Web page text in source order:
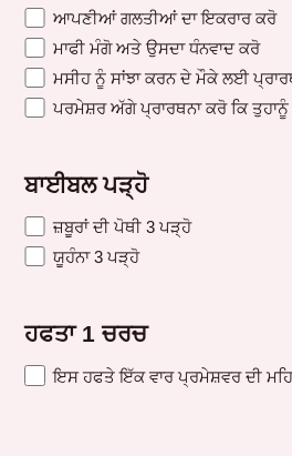
ਆਪਣੀਆਂ ਗਲਤੀਆਂ ਦਾ ਇਕਰਾਰ ਕਰੋ
ਮਾਫੀ ਮੰਗੋ ਅਤੇ ਉਸਦਾ ਧੰਨਵਾਦ ਕਰੋ
ਮਸੀਹ ਨੂੰ ਸਾਂਝਾ ਕਰਨ ਦੇ ਮੌਕੇ ਲਈ
ਪਰਮੇਸ਼ਰ ਅੱਗੇ ਪ੍ਰਾਰਥਨਾ ਕਰੋ ਕਿ ਤੁਹਾਨੂੰ
ਬਾਈਬਲ ਪੜ੍ਹੋ
ਜ਼ਬੂਰਾਂ ਦੀ ਪੋਥੀ 3 ਪੜ੍ਹੋ
ਯੂਹੰਨਾ 3 ਪੜ੍ਹੋ
ਹਫਤਾ 1 ਚਰਚ
ਇਸ ਹਫਤੇ ਇੱਕ ਵਾਰ ਪ੍ਰਮੇਸ਼ਵਰ ਦੀ